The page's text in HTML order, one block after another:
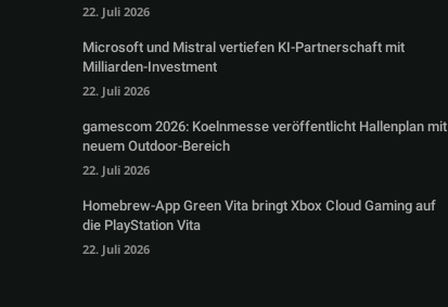
22. Juli 2026
Microsoft und Mistral vertiefen KI-Partnerschaft mit
Milliarden-Investment
22. Juli 2026
gamescom 2026: Koelnmesse veröffentlicht Hallenplan mit
neuem Outdoor-Bereich
22. Juli 2026
Homebrew-App Green Vita bringt Xbox Cloud Gaming auf
die PlayStation Vita
22. Juli 2026